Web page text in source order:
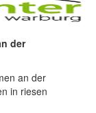
der
an der
in riesen